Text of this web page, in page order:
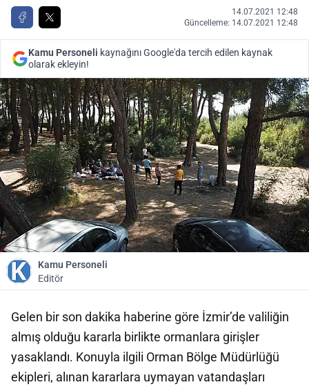
14.07.2021 12:48
Güncelleme: 14.07.2021 12:48
Kamu Personeli kaynağını Google'da tercih edilen kaynak
olarak ekleyin!
Kamu Personeli
Editör
Gelen bir son dakika haberine göre İzmir’de valiliğin
almış olduğu kararla birlikte ormanlara girişler
yasaklandı. Konuyla ilgili Orman Bölge Müdürlüğü
ekipleri, alınan kararlara uymayan vatandaşları